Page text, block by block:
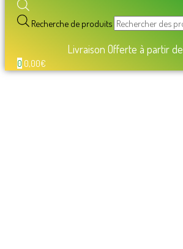
Recherche de produits
Livraison Offerte à partir de
0 0,00€